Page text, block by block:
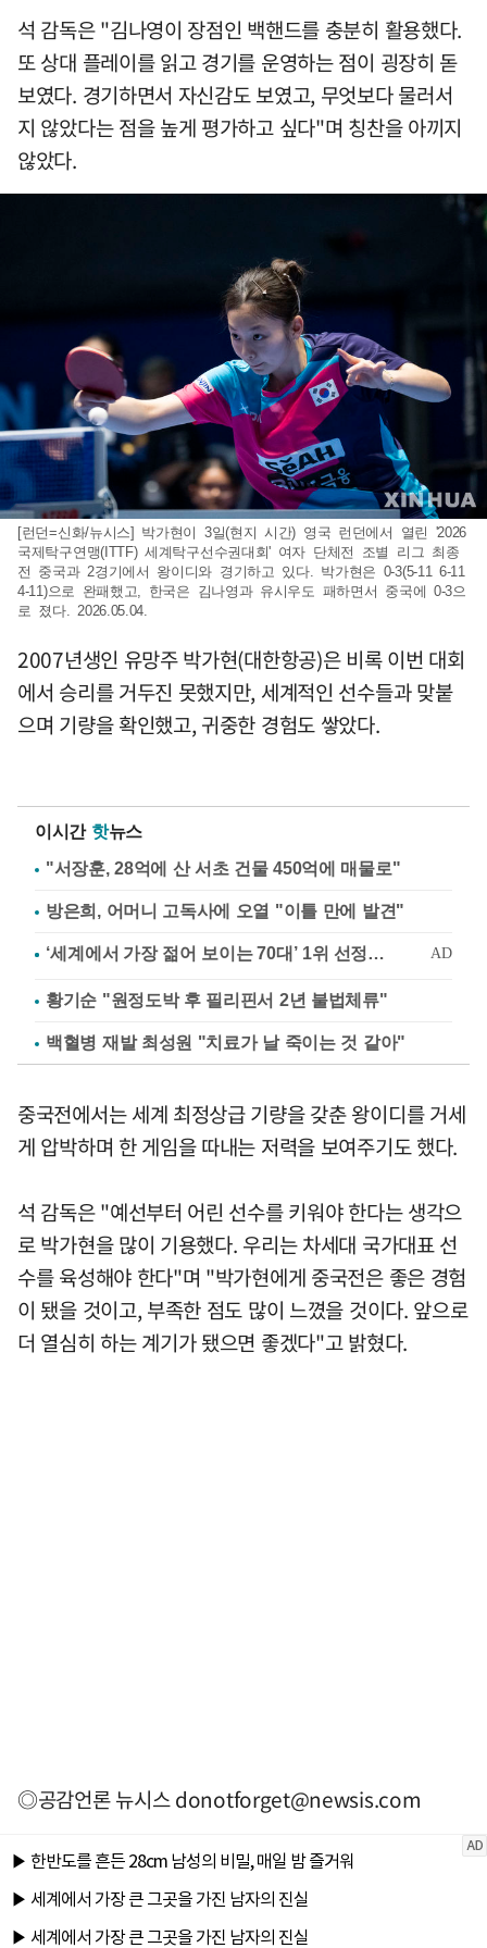
석 감독은 "김나영이 장점인 백핸드를 충분히 활용했다.
또 상대 플레이를 읽고 경기를 운영하는 점이 굉장히 돋
보였다. 경기하면서 자신감도 보였고, 무엇보다 물러서
지 않았다는 점을 높게 평가하고 싶다"며 칭찬을 아끼지
않았다.
[런던=신화/뉴시스] 박가현이 3일(현지 시간) 영국 런던에서 열린 '2026
국제탁구연맹(ITTF) 세계탁구선수권대회' 여자 단체전 조별 리그 최종
전 중국과 2경기에서 왕이디와 경기하고 있다. 박가현은 0-3(5-11 6-11
4-11)으로 완패했고, 한국은 김나영과 유시우도 패하면서 중국에 0-3으
로 졌다. 2026.05.04.
2007년생인 유망주 박가현(대한항공)은 비록 이번 대회
에서 승리를 거두진 못했지만, 세계적인 선수들과 맞붙
으며 기량을 확인했고, 귀중한 경험도 쌓았다.
이시간 핫뉴스
"서장훈, 28억에 산 서초 건물 450억에 매물로"
방은희, 어머니 고독사에 오열 "이틀 만에 발견"
황기순 "원정도박 후 필리핀서 2년 불법체류"
백혈병 재발 최성원 "치료가 날 죽이는 것 같아"
중국전에서는 세계 최정상급 기량을 갖춘 왕이디를 거세
게 압박하며 한 게임을 따내는 저력을 보여주기도 했다.
석 감독은 "예선부터 어린 선수를 키워야 한다는 생각으
로 박가현을 많이 기용했다. 우리는 차세대 국가대표 선
수를 육성해야 한다"며 "박가현에게 중국전은 좋은 경험
이 됐을 것이고, 부족한 점도 많이 느꼈을 것이다. 앞으로
더 열심히 하는 계기가 됐으면 좋겠다"고 밝혔다.
◎공감언론 뉴시스donotforget@newsis.com